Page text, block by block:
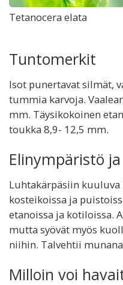
Tetanocera elata
Tuntomerkit
Isot punertavat silmät,
tummia karvoja.
mm. Täysikokoinen
toukka 8,9- 12,5 mm.
Elinympäristö
Luhtakärpäsiin
kosteikoissa ja
etanoissa ja kotiloissa.
mutta syövät myös
niihin. Talvehtii
Milloin voi